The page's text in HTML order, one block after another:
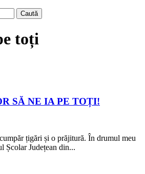
toți
SĂ NE IA PE TOȚI!
țigări și o prăjitură. În drumul meu
Școlar Județean din...